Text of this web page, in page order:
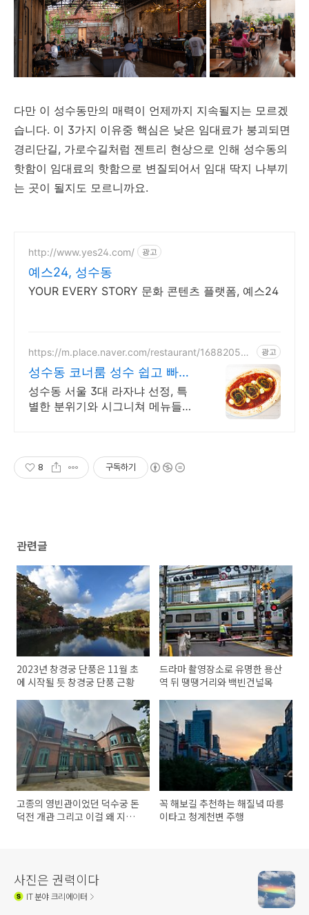
다만 이 성수동만의 매력이 언제까지 지속될지는 모르겠
습니다. 이 3가지 이유중 핵심은 낮은 임대료가 붕괴되면
경리단길, 가로수길처럼 젠트리 현상으로 인해 성수동의
핫함이 임대료의 핫함으로 변질되어서 임대 딱지 나부끼
는 곳이 될지도 모르니까요.
http://www.yes24.com/ 광고
예스24, 성수동
YOUR EVERY STORY 문화 콘텐츠 플랫폼, 예스24
https://m.place.naver.com/restaurant/168820531
광고
성수동 코너룸 성수 쉽고 빠른
네이버 예약
성수동 서울 3대 라자냐 선정, 특
별한 분위기와 시그니쳐 메뉴들이
8 구독하기
관련글
2023년 창경궁 단풍은 11월 초
에 시작될 듯 창경궁 단풍 근황
드라마 촬영장소로 유명한 용산
역 뒤 땡땡거리와 백빈건널목
고종의 영빈관이었던 덕수궁 돈
덕전 개관 그리고 이걸 왜 지었
꼭 해보길 추천하는 해질녘 따릉
이타고 청계천변 주행
사진은 권력이다
IT분야 크리에이터